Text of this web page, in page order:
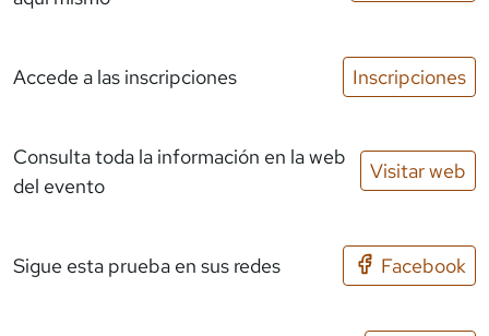
Accede a las inscripciones Inscripciones
Consulta toda la información en la web
del evento
Visitar web
Sigue esta prueba en sus redes Facebook